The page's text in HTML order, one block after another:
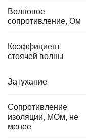
Волновое
сопротивление, Ом
Коэффициент
стоячей волны
Затухание
Сопротивление
изоляции, МОм, не
менее